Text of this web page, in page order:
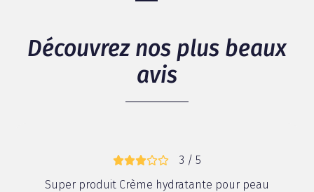
Découvrez nos plus beaux
avis
3 / 5
Super produit Crème hydratante pour peau